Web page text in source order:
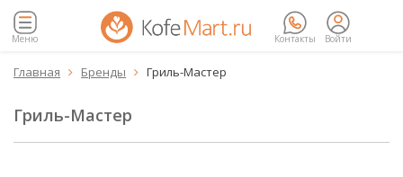
Меню Контакты Войти
Главная  Бренды  Гриль-Мастер
Гриль-Мастер